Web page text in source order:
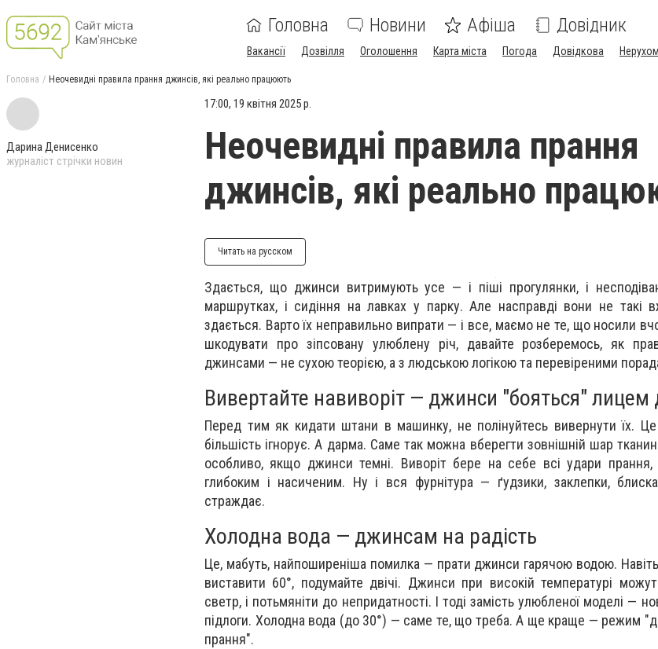
Головна Новини Афіша Довідник
Вакансії Дозвілля Оголошення Карта міста Погода Довідкова
Головна Неочевидні правила прання джинсів, які реально працюють
Дарина Денисенко
журналіст стрічки новин
17:00, 19 квітня 2025 р.
Неочевидні правила прання
джинсів, які реально
Читать на русском
Здається, що джинси витримують усе — і піші прогулянки, і
маршрутках, і сидіння на лавках у парку. Але насправді вони не такі
здається. Варто їх неправильно випрати — і все, маємо не те, що носили
шкодувати про зіпсовану улюблену річ, давайте розберемось, як
джинсами — не сухою теорією, а з людською логікою та перевіреними
Вивертайте навиворіт — джинси "бояться" лицем
Перед тим як кидати штани в машинку, не полінуйтесь вивернути їх.
більшість ігнорує. А дарма. Саме так можна вберегти зовнішній шар
особливо, якщо джинси темні. Виворіт бере на себе всі удари прання,
глибоким і насиченим. Ну і вся фурнітура — ґудзики, заклепки,
страждає.
Холодна вода — джинсам на радість
Це, мабуть, найпоширеніша помилка — прати джинси гарячою водою.
виставити 60°, подумайте двічі. Джинси при високій температурі
светр, і потьмяніти до непридатності. І тоді замість улюбленої моделі —
підлоги. Холодна вода (до 30°) — саме те, що треба. А ще краще — режим
прання".